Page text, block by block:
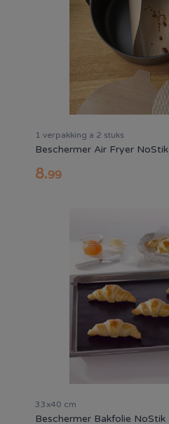
1 verpakking a 2 stuks
Beschermer Air Fryer NoStik
8.99
33x40 cm
Beschermer Bakfolie NoStik